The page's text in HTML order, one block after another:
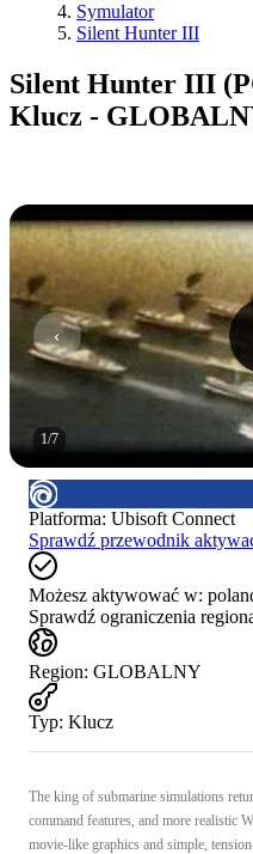
Symulator
Silent Hunter III
Silent Hunter III
Klucz -
1/7
Platforma: Ubisoft Connect
Sprawdź przewodnik
Możesz aktywować w:
Sprawdź ograniczenia
Region: GLOBALNY
Typ: Klucz
The king of submarine simulations
command features, and more realistic
movie-like graphics and simple,